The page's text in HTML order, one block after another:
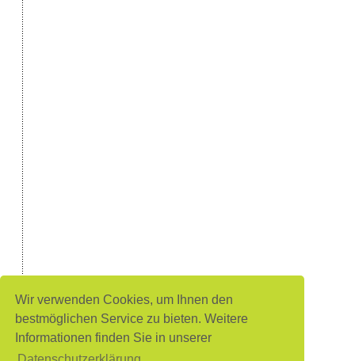
Wir verwenden Cookies, um Ihnen den
bestmöglichen Service zu bieten. Weitere
Informationen finden Sie in unserer